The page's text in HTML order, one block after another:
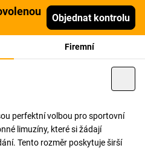
Objednat kontrolu
Firemní
perfektní volbou pro sportovní
limuzíny, které si žádají
Tento rozměr poskytuje širší